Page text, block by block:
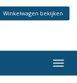
Winkelwagen bekijken